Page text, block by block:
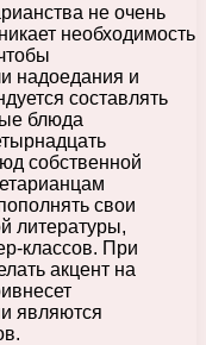
не очень
необходимость
надоедания и
составлять
блюда
собственной
свои
литературы,
классов. При
акцент на
являются